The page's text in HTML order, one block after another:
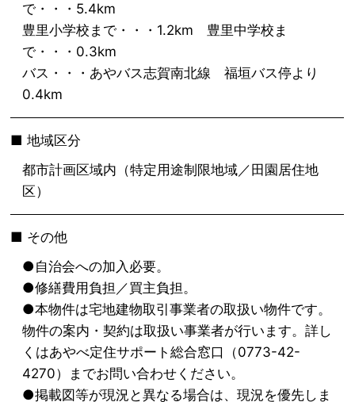
で・・・5.4km
豊里小学校まで・・・1.2km 豊里中学校ま
で・・・0.3km
バス・・・あやバス志賀南北線 福垣バス停より
0.4km
地域区分
都市計画区域内（特定用途制限地域／田園居住地
区）
その他
●自治会への加入必要。
●修繕費用負担／買主負担。
●本物件は宅地建物取引事業者の取扱い物件です。
物件の案内・契約は取扱い事業者が行います。詳し
くはあやべ定住サポート総合窓口（0773-42-
4270）までお問い合わせください。
●掲載図等が現況と異なる場合は、現況を優先しま